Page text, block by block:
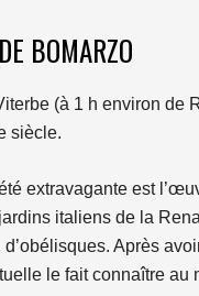
BOMARZO
(à 1 h environ de
siècle.
extravagante est
italiens de la
Après
le fait connaître au